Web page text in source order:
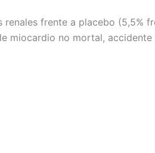
frente a placebo (5,5%
miocardio no mortal,